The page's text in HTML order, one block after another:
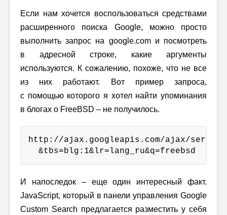
Если нам хочется воспользоваться средствами
расширенного поиска Google, можно просто
выполнить запрос на google.com и посмотреть
в адресной строке, какие аргументы
используются. К сожалению, похоже, что не все
из них работают. Вот пример запроса,
с помощью которого я хотел найти упоминания
в блогах о FreeBSD – не получилось.
http://ajax.googleapis.com/ajax/
  &tbs=blg:1&lr=lang_ru&q=freebsd
И напоследок – еще один интересный факт.
JavaScript, который в панели управления Google
Custom Search предлагается разместить у себя